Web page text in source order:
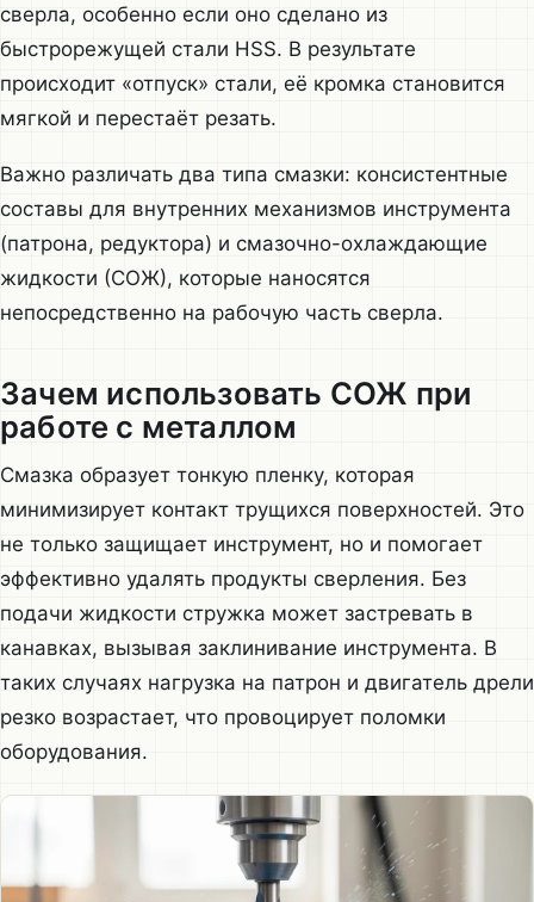
сверла, особенно если оно сделано из
быстрорежущей стали HSS. В результате
происходит «отпуск» стали, её кромка становится
мягкой и перестаёт резать.
Важно различать два типа смазки: консистентные
составы для внутренних механизмов инструмента
(патрона, редуктора) и смазочно-охлаждающие
жидкости (СОЖ), которые наносятся
непосредственно на рабочую часть сверла.
Зачем использовать СОЖ при
работе с металлом
Смазка образует тонкую пленку, которая
минимизирует контакт трущихся поверхностей. Это
не только защищает инструмент, но и помогает
эффективно удалять продукты сверления. Без
подачи жидкости стружка может застревать в
канавках, вызывая заклинивание инструмента. В
таких случаях нагрузка на патрон и двигатель дрели
резко возрастает, что провоцирует поломки
оборудования.